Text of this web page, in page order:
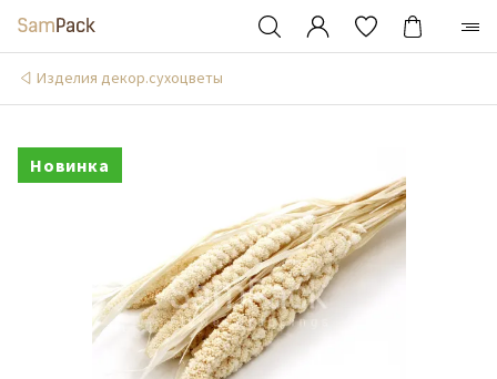
Изделия декор.сухоцветы
Новинка